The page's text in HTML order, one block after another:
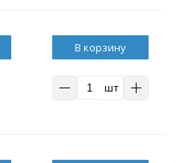
В корзину
шт